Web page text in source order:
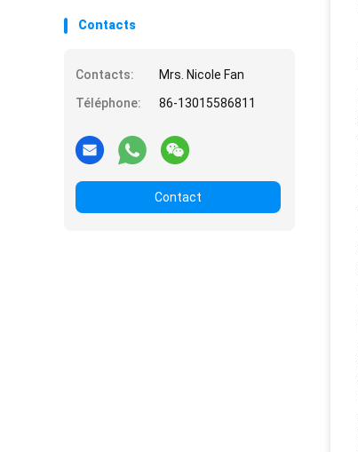
Contacts
Contacts:
Mrs. Nicole Fan
Téléphone:
86-13015586811
Contact